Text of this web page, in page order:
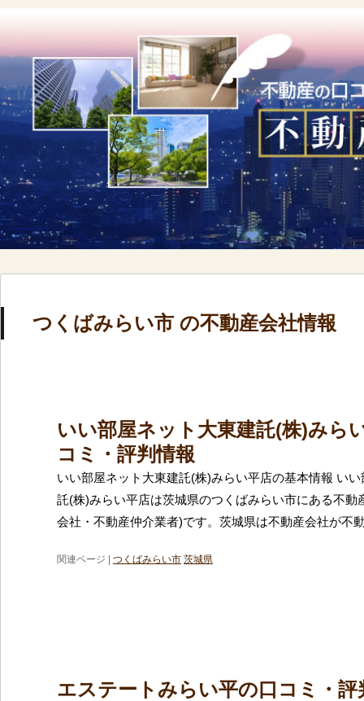
つくばみらい市 の不動産会社情報
いい部屋ネット大東建託(株)みら
コミ・評判情報
いい部屋ネット大東建託(株)みらい平店の基本情報 い
託(株)みらい平店は茨城県のつくばみらい市にある不動
会社・不動産仲介業者)です。茨城県は不動産会社が不
関連ページ | つくばみらい市 茨城県
エステートみらい平の口コミ・評